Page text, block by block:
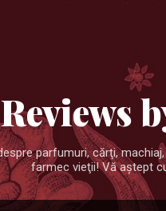
Reviews
parfumuri, cărţi,
farmec vieţii! Vă aştept